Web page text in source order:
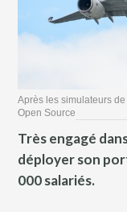
Après les simulateurs
Open Source
Très engagé
déployer son
000 salariés.